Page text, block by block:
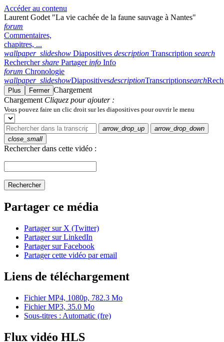
Accéder au contenu
Laurent Godet "La vie cachée de la faune sauvage à Nantes"
forum
Commentaires,
chapitres, ...
wallpaper_slideshow Diapositives description Transcription search
Rechercher share Partager info Info
forum Chronologie
wallpaper_slideshowDiapositivesdescriptionTranscriptionsearch
Plus Fermer Chargement
Chargement Cliquez pour ajouter :
Vous pouvez faire un clic droit sur les diapositives pour ouvrir le menu
arrow_drop_up
arrow_drop_down
close_small
Rechercher dans cette vidéo :
Rechercher
Partager ce média
Partager sur X (Twitter)
Partager sur LinkedIn
Partager sur Facebook
Partager cette vidéo par email
Liens de téléchargement
Fichier MP4, 1080p, 782.3 Mo
Fichier MP3, 35.0 Mo
Sous-titres : Automatic (fre)
Flux vidéo HLS